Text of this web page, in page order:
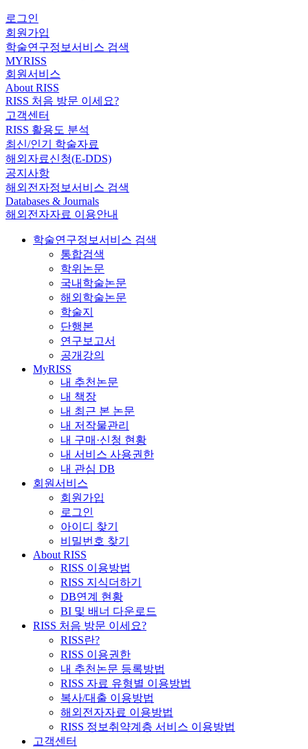
로그인
회원가입
학술연구정보서비스 검색
MYRISS
회원서비스
About RISS
RISS 처음 방문 이세요?
고객센터
RISS 활용도 분석
최신/인기 학술자료
해외자료신청(E-DDS)
공지사항
해외전자정보서비스 검색
Databases & Journals
해외전자자료 이용안내
학술연구정보서비스 검색
통합검색
학위논문
국내학술논문
해외학술논문
학술지
단행본
연구보고서
공개강의
MyRISS
내 추천논문
내 책장
내 최근 본 논문
내 저작물관리
내 구매·신청 현황
내 서비스 사용권한
내 관심 DB
회원서비스
회원가입
로그인
아이디 찾기
비밀번호 찾기
About RISS
RISS 이용방법
RISS 지식더하기
DB연계 현황
BI 및 배너 다운로드
RISS 처음 방문 이세요?
RISS란?
RISS 이용권한
내 추천논문 등록방법
RISS 자료 유형별 이용방법
복사/대출 이용방법
해외전자자료 이용방법
RISS 정보취약계층 서비스 이용방법
고객센터